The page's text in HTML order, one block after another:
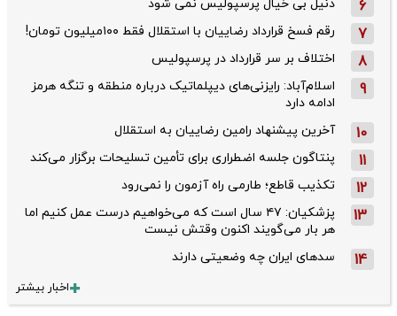
6 دنیل بی خیال پرسپولیس نمی شود
7 رقم فسخ قرارداد رضاییان با استقلال فقط ۱۰۰میلیون تومان!
8 اختلاف بر سر قرارداد در پرسپولیس
9
اسلام‌آباد: رایزنی‌های دیپلماتیک درباره منطقه و تنگه هرمز
ادامه دارد
10 آخرین پیشنهاد رامین رضاییان به استقلال
11 پنتاگون جلسه اضطراری برای تأمین تسلیحات برگزار می‌کند
12 تکذیب قاطع؛‌ طارمی راه آزمون را نمی‌رود
13
پزشکیان: ۴۷ سال است که می‌خواهیم درست عمل کنیم اما
هر بار می‌گویند اکنون وقتش نیست
14 سدهای ایران چه وضعیتی دارند
اخبار بیشتر